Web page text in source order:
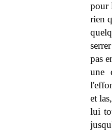
pour
rien
pas
une
et las,
lui